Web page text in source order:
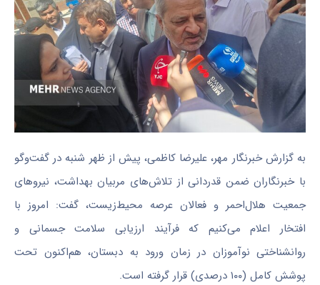
به گزارش خبرنگار مهر، علیرضا کاظمی، پیش از ظهر شنبه در گفت‌وگو
با خبرنگاران ضمن قدردانی از تلاش‌های مربیان بهداشت، نیروهای
جمعیت هلال‌احمر و فعالان عرصه محیط‌زیست، گفت: امروز با
افتخار اعلام می‌کنیم که فرآیند ارزیابی سلامت جسمانی و
روانشناختی نوآموزان در زمان ورود به دبستان، هم‌اکنون تحت
پوشش کامل (۱۰۰ درصدی) قرار گرفته است.